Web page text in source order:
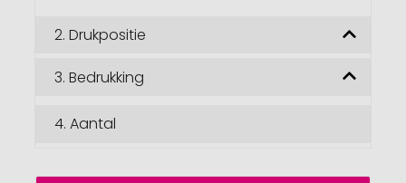
2. Drukpositie
3. Bedrukking
4. Aantal